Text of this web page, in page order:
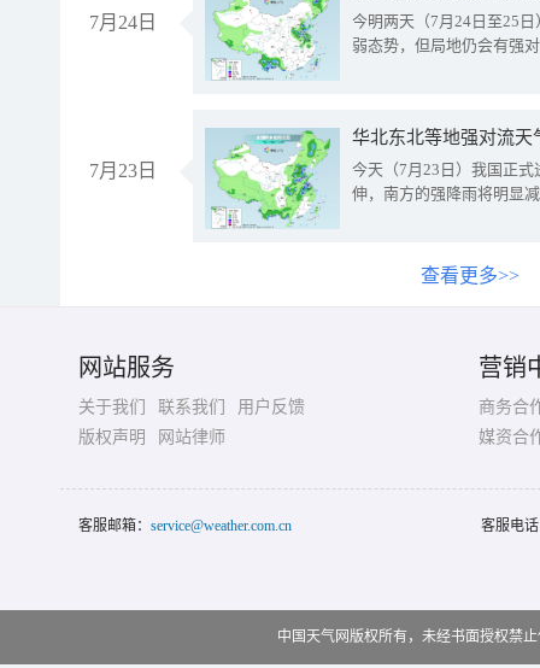
7月24日
今明两天（7月24日至25
弱态势，但局地仍会有强
7月23日
华北东北等地强对流天
今天（7月23日）我国正
伸，南方的强降雨将明显
查看更多>>
网站服务
关于我们 联系我们
用户反馈
版权声明
网站律师
营销
商务合
媒资合
客服邮箱： service@weather.com.cn 客服电
中国天气网版权所有，未经书面授权